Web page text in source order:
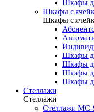
Шкафы
Шкафы с
Шкафы с
Шкафы
Шкафы
Шкафы
Шкафы
Стеллажи
Стеллажи
Стеллажи МС-